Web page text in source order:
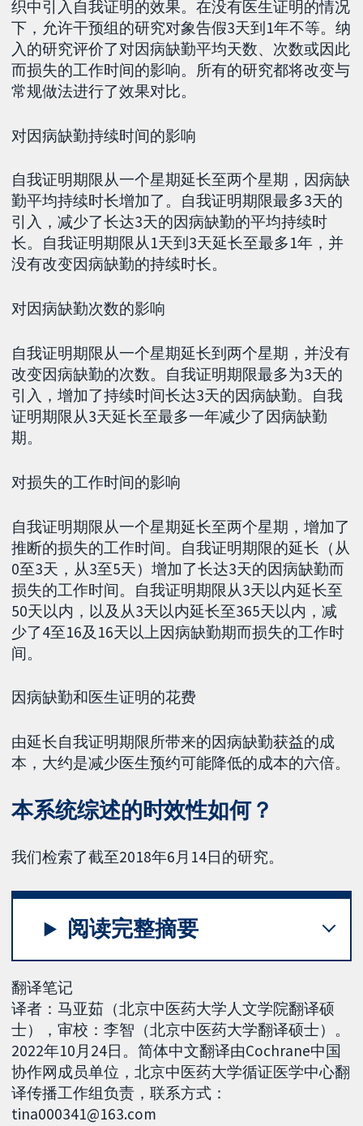
织中引入自我证明的效果。在没有医生证明的情况
下，允许干预组的研究对象告假3天到1年不等。纳
入的研究评价了对因病缺勤平均天数、次数或因此
而损失的工作时间的影响。所有的研究都将改变与
常规做法进行了效果对比。
对因病缺勤持续时间的影响
自我证明期限从一个星期延长至两个星期，因病缺
勤平均持续时长增加了。自我证明期限最多3天的
引入，减少了长达3天的因病缺勤的平均持续时
长。自我证明期限从1天到3天延长至最多1年，并
没有改变因病缺勤的持续时长。
对因病缺勤次数的影响
自我证明期限从一个星期延长到两个星期，并没有
改变因病缺勤的次数。自我证明期限最多为3天的
引入，增加了持续时间长达3天的因病缺勤。自我
证明期限从3天延长至最多一年减少了因病缺勤
期。
对损失的工作时间的影响
自我证明期限从一个星期延长至两个星期，增加了
推断的损失的工作时间。自我证明期限的延长（从
0至3天，从3至5天）增加了长达3天的因病缺勤而
损失的工作时间。自我证明期限从3天以内延长至
50天以内，以及从3天以内延长至365天以内，减
少了4至16及16天以上因病缺勤期而损失的工作时
间。
因病缺勤和医生证明的花费
由延长自我证明期限所带来的因病缺勤获益的成
本，大约是减少医生预约可能降低的成本的六倍。
本系统综述的时效性如何？
我们检索了截至2018年6月14日的研究。
阅读完整摘要
翻译笔记
译者：马亚茹（北京中医药大学人文学院翻译硕
士），审校：李智（北京中医药大学翻译硕士）。
2022年10月24日。简体中文翻译由Cochrane中国
协作网成员单位，北京中医药大学循证医学中心翻
译传播工作组负责，联系方式：
tina000341@163.com